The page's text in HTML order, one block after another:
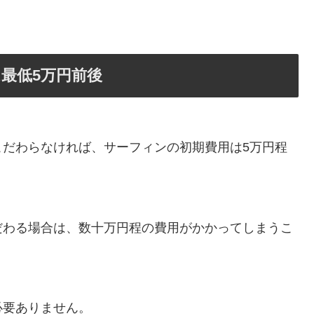
低5万円前後
わらなければ、サーフィンの初期費用は5万円程
る場合は、数十万円程の費用がかかってしまうこ
ありません。